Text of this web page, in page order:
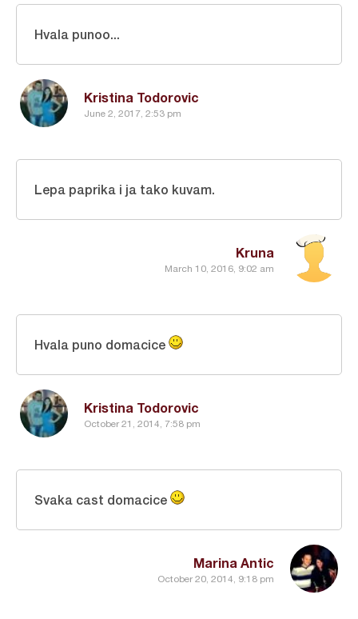
Kristina Todorovic
June 2, 2017, 2:53 pm
Hvala punoo...
Kruna
March 10, 2016, 9:02 am
Lepa paprika i ja tako kuvam.
Kristina Todorovic
October 21, 2014, 7:58 pm
Hvala puno domacice
Marina Antic
October 20, 2014, 9:18 pm
Svaka cast domacice